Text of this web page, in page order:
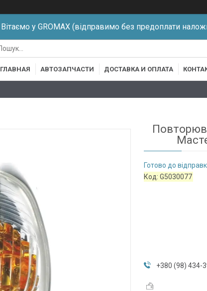
Вітаємо у GROMAX (відправимо без предоплати
ГЛАВНАЯ АВТОЗАПЧАСТИ ДОСТАВКА И ОПЛАТА
Готово до
Код:G5030077
+380 (98) 434-